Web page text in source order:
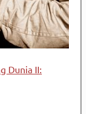
Dunia II: